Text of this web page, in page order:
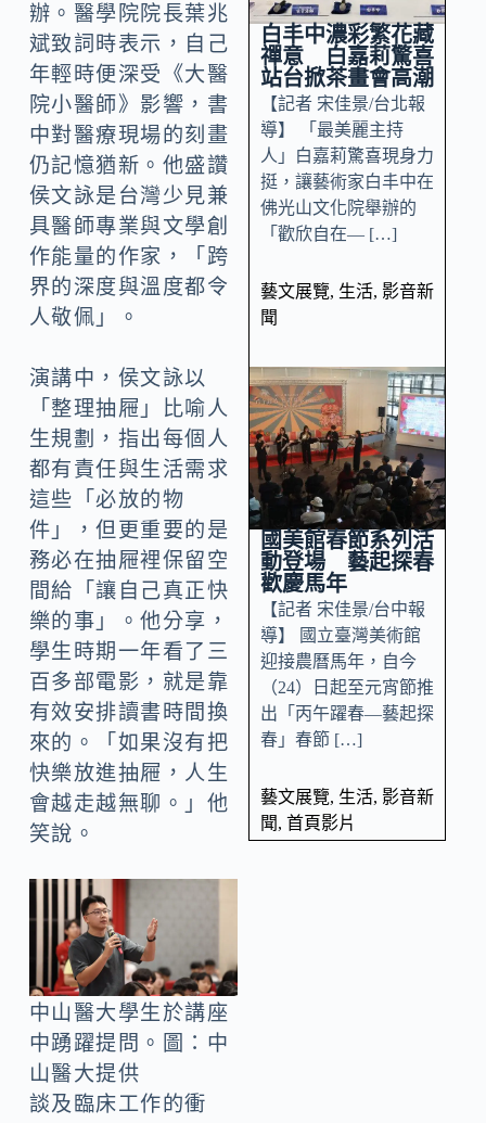
辦。醫學院院長葉兆
斌致詞時表示，自己
年輕時便深受《大醫
院小醫師》影響，書
中對醫療現場的刻畫
仍記憶猶新。他盛讚
侯文詠是台灣少見兼
具醫師專業與文學創
作能量的作家，「跨
界的深度與溫度都令
人敬佩」。
演講中，侯文詠以
「整理抽屜」比喻人
生規劃，指出每個人
都有責任與生活需求
這些「必放的物
件」，但更重要的是
務必在抽屜裡保留空
間給「讓自己真正快
樂的事」。他分享，
學生時期一年看了三
百多部電影，就是靠
有效安排讀書時間換
來的。「如果沒有把
快樂放進抽屜，人生
會越走越無聊。」他
笑說。
中山醫大學生於講座
中踴躍提問。圖：中
山醫大提供
談及臨床工作的衝
白丰中濃彩繁花藏
禪意 白嘉莉驚喜
站台掀茶畫會高潮
【記者 宋佳景/台北報
導】 「最美麗主持
人」白嘉莉驚喜現身力
挺，讓藝術家白丰中在
佛光山文化院舉辦的
「歡欣自在— […]
藝文展覽, 生活, 影音新
聞
國美館春節系列活
動登場 藝起探春
歡慶馬年
【記者 宋佳景/台中報
導】 國立臺灣美術館
迎接農曆馬年，自今
（24）日起至元宵節推
出「丙午躍春—藝起探
春」春節 […]
藝文展覽, 生活, 影音新
聞, 首頁影片